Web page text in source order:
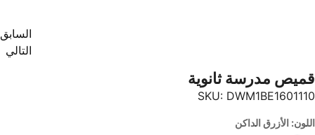
السابق
التالي
قميص مدرسة ثانوية
SKU: DWM1BE1601110
اللون: الأزرق الداكن